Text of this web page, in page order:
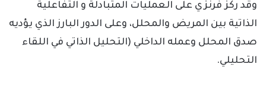
وقد ركز فرنزي على العمليات المتبادلة و التفاعلية
الذاتية بين المريض والمحلل، وعلى الدور البارز الذي يؤديه
صدق المحلل وعمله الداخلي (التحليل الذاتي في اللقاء
التحليلي.